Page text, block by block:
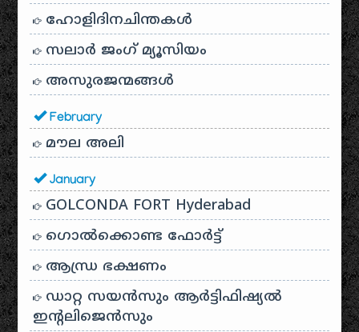
ഹോളിദിനചിന്തകൾ
സലാർ ജംഗ് മ്യൂസിയം
അസുരജന്മങ്ങൾ
February
മൗല അലി
January
GOLCONDA FORT Hyderabad
ഗൊൽക്കൊണ്ട ഫോർട്ട്
ആന്ധ്ര ഭക്ഷണം
ഡാറ്റ സയൻസും ആർട്ടിഫിഷ്യൽ
ഇൻ്റലിജെൻസും